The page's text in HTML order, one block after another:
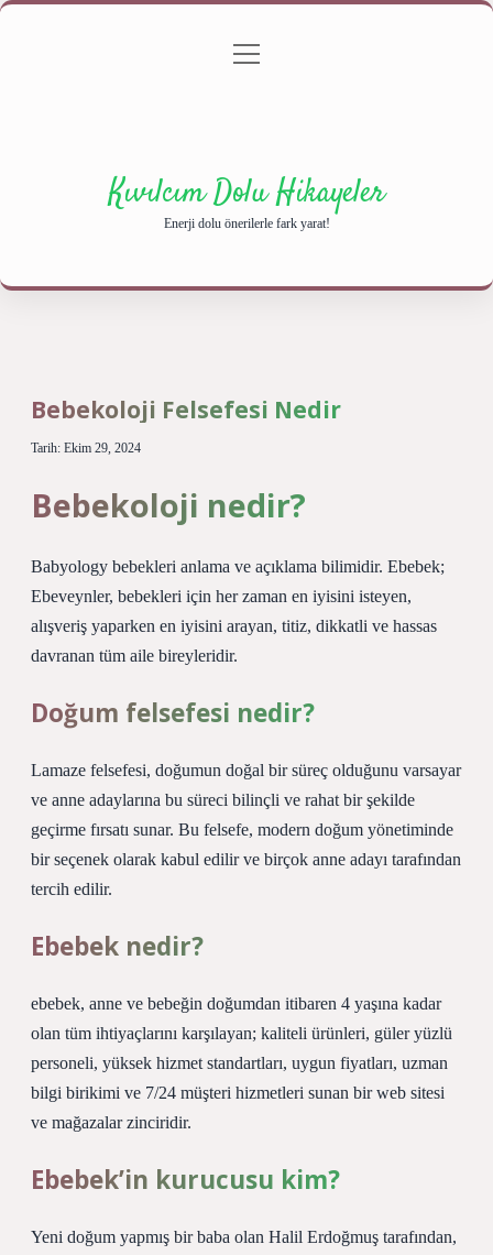
Gizlilik Politikası
menüyü
Kıvılcım Dolu Hikayeler
Enerji dolu önerilerle fark yarat!
Bebekoloji Felsefesi Nedir
Tarih: Ekim 29, 2024
Bebekoloji nedir?
Babyology bebekleri anlama ve açıklama bilimidir. Ebebek;
Ebeveynler, bebekleri için her zaman en iyisini isteyen,
alışveriş yaparken en iyisini arayan, titiz, dikkatli ve hassas
davranan tüm aile bireyleridir.
Doğum felsefesi nedir?
Lamaze felsefesi, doğumun doğal bir süreç olduğunu varsayar
ve anne adaylarına bu süreci bilinçli ve rahat bir şekilde
geçirme fırsatı sunar. Bu felsefe, modern doğum yönetiminde
bir seçenek olarak kabul edilir ve birçok anne adayı tarafından
tercih edilir.
Ebebek nedir?
ebebek, anne ve bebeğin doğumdan itibaren 4 yaşına kadar
olan tüm ihtiyaçlarını karşılayan; kaliteli ürünleri, güler yüzlü
personeli, yüksek hizmet standartları, uygun fiyatları, uzman
bilgi birikimi ve 7/24 müşteri hizmetleri sunan bir web sitesi
ve mağazalar zinciridir.
Ebebek’in kurucusu kim?
Yeni doğum yapmış bir baba olan Halil Erdoğmuş tarafından,